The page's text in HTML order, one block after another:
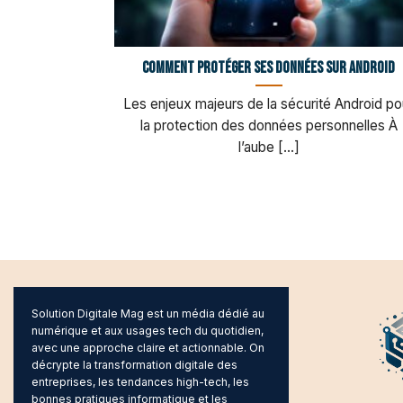
Comment protéger ses données sur Android
Les enjeux majeurs de la sécurité Android
la protection des données personnelles À
l’aube [...]
Solution Digitale Mag est un média dédié au
numérique et aux usages tech du quotidien,
avec une approche claire et actionnable. On
décrypte la transformation digitale des
entreprises, les tendances high-tech, les
bonnes pratiques informatique et les